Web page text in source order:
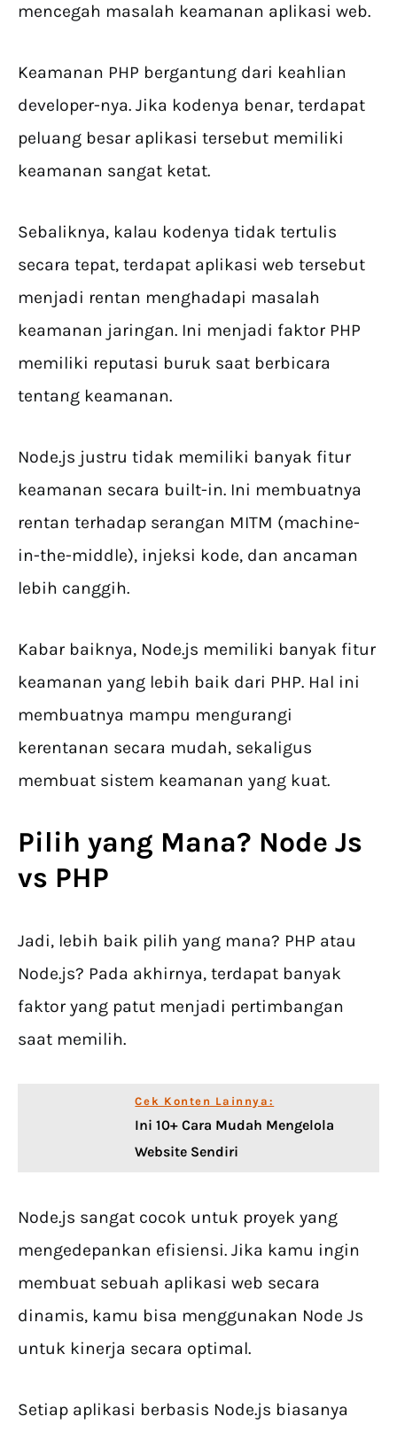
mencegah masalah keamanan aplikasi web.
Keamanan PHP bergantung dari keahlian
developer-nya. Jika kodenya benar, terdapat
peluang besar aplikasi tersebut memiliki
keamanan sangat ketat.
Sebaliknya, kalau kodenya tidak tertulis
secara tepat, terdapat aplikasi web tersebut
menjadi rentan menghadapi masalah
keamanan jaringan. Ini menjadi faktor PHP
memiliki reputasi buruk saat berbicara
tentang keamanan.
Node.js justru tidak memiliki banyak fitur
keamanan secara built-in. Ini membuatnya
rentan terhadap serangan MITM (machine-
in-the-middle), injeksi kode, dan ancaman
lebih canggih.
Kabar baiknya, Node.js memiliki banyak fitur
keamanan yang lebih baik dari PHP. Hal ini
membuatnya mampu mengurangi
kerentanan secara mudah, sekaligus
membuat sistem keamanan yang kuat.
Pilih yang Mana? Node Js
vs PHP
Jadi, lebih baik pilih yang mana? PHP atau
Node.js? Pada akhirnya, terdapat banyak
faktor yang patut menjadi pertimbangan
saat memilih.
Cek Konten Lainnya:
Ini 10+ Cara Mudah Mengelola
Website Sendiri
Node.js sangat cocok untuk proyek yang
mengedepankan efisiensi. Jika kamu ingin
membuat sebuah aplikasi web secara
dinamis, kamu bisa menggunakan Node Js
untuk kinerja secara optimal.
Setiap aplikasi berbasis Node.js biasanya